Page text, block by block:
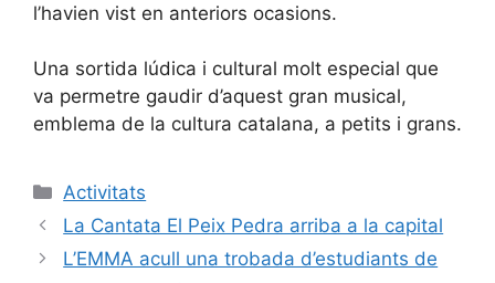
l’havien vist en anteriors ocasions.
Una sortida lúdica i cultural molt especial que
va permetre gaudir d’aquest gran musical,
emblema de la cultura catalana, a petits i grans.
Activitats
La Cantata El Peix Pedra arriba a la capital
L’EMMA acull una trobada d’estudiants de